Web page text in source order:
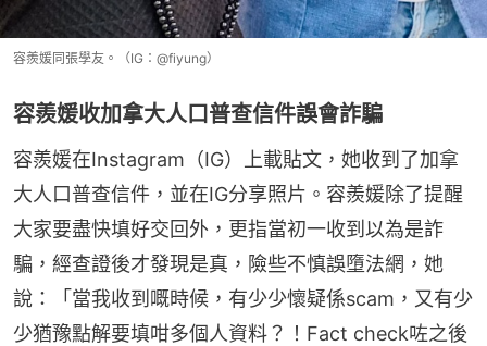
容羨媛同張學友。（IG：@fiyung）
容羨媛收加拿大人口普查信件誤會詐騙
容羨媛在Instagram（IG）上載貼文，她收到了加拿
大人口普查信件，並在IG分享照片。容羨媛除了提醒
大家要盡快填好交回外，更指當初一收到以為是詐
騙，經查證後才發現是真，險些不慎誤墮法網，她
說：「當我收到嘅時候，有少少懷疑係scam，又有少
少猶豫點解要填咁多個人資料？！Fact check咗之後